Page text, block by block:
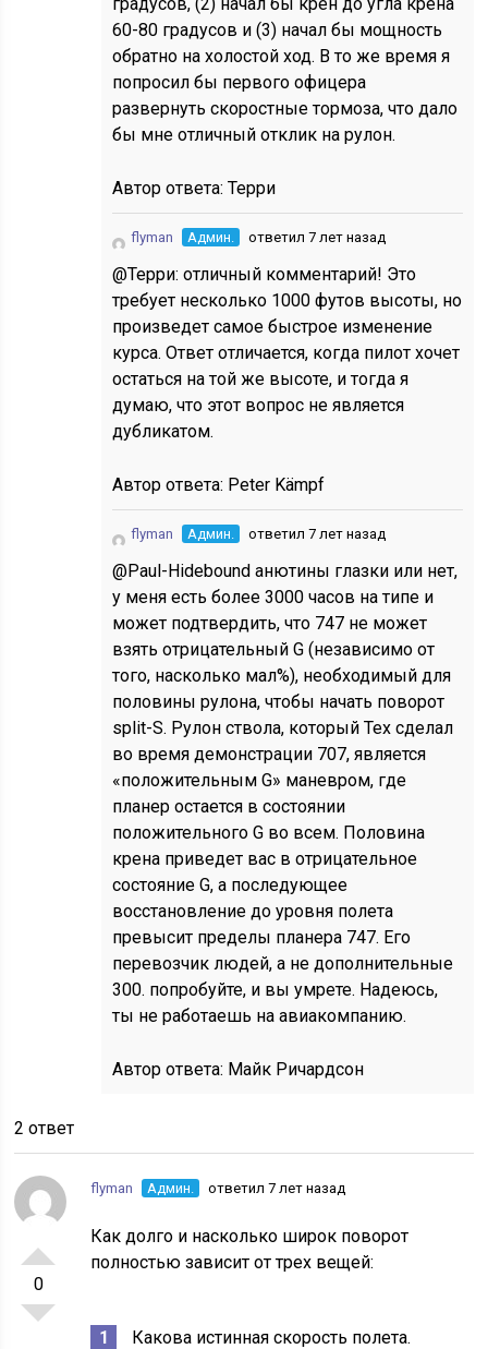
60-80 градусов и (3) начал бы мощность
обратно на холостой ход. В то же время я
попросил бы первого офицера
развернуть скоростные тормоза, что дало
бы мне отличный отклик на рулон.
Автор ответа:Терри
flyman Админ. ответил 7 лет назад
@Терри: отличный комментарий! Это
требует несколько 1000 футов высоты, но
произведет самое быстрое изменение
курса. Ответ отличается, когда пилот хочет
остаться на той же высоте, и тогда я
думаю, что этот вопрос не является
дубликатом.
Автор ответа: Peter Kämpf
flyman Админ. ответил 7 лет назад
@Paul-Hidebound анютины глазки или нет,
у меня есть более 3000 часов на типе и
может подтвердить, что 747 не может
взять отрицательный G (независимо от
того, насколько мал%), необходимый для
половины рулона, чтобы начать поворот
split-S. Рулон ствола, который Tex сделал
во время демонстрации 707, является
«положительным G» маневром, где
планер остается в состоянии
положительного G во всем. Половина
крена приведет вас в отрицательное
состояние G, а последующее
восстановление до уровня полета
превысит пределы планера 747. Его
перевозчик людей, а не дополнительные
300. попробуйте, и вы умрете. Надеюсь,
ты не работаешь на авиакомпанию.
Автор ответа: Майк Ричардсон
2 ответ
0
flyman Админ. ответил 7 лет назад
Как долго и насколько широк поворот
полностью зависит от трех вещей:
Какова истинная скорость полета.